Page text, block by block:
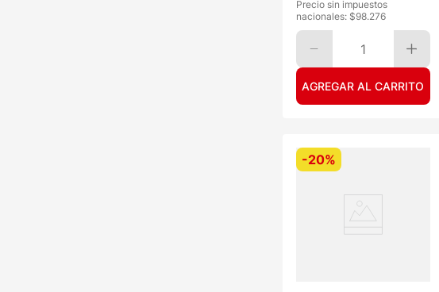
Precio sin impuestos
nacionales: $98.276
1
AGREGAR AL CARRITO
-20%